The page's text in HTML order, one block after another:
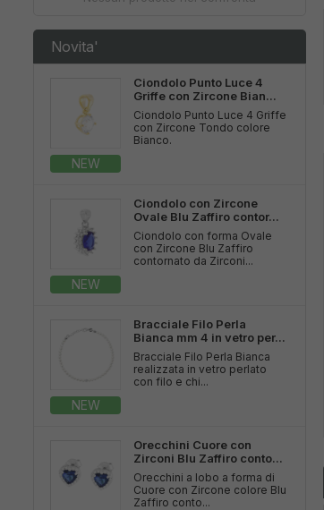
Novita'
NEW
Ciondolo Punto Luce 4
Griffe con Zircone Bian...
Ciondolo Punto Luce 4 Griffe
con Zircone Tondo colore
Bianco.
NEW
Ciondolo con Zircone
Ovale Blu Zaffiro contor...
Ciondolo con forma Ovale
con Zircone Blu Zaffiro
contornato da Zirconi...
NEW
Bracciale Filo Perla
Bianca mm 4 in vetro per...
Bracciale Filo Perla Bianca
realizzata in vetro perlato
con filo e chi...
Orecchini Cuore con
Zirconi Blu Zaffiro conto...
Orecchini a lobo a forma di
Cuore con Zircone colore Blu
Zaffiro conto...